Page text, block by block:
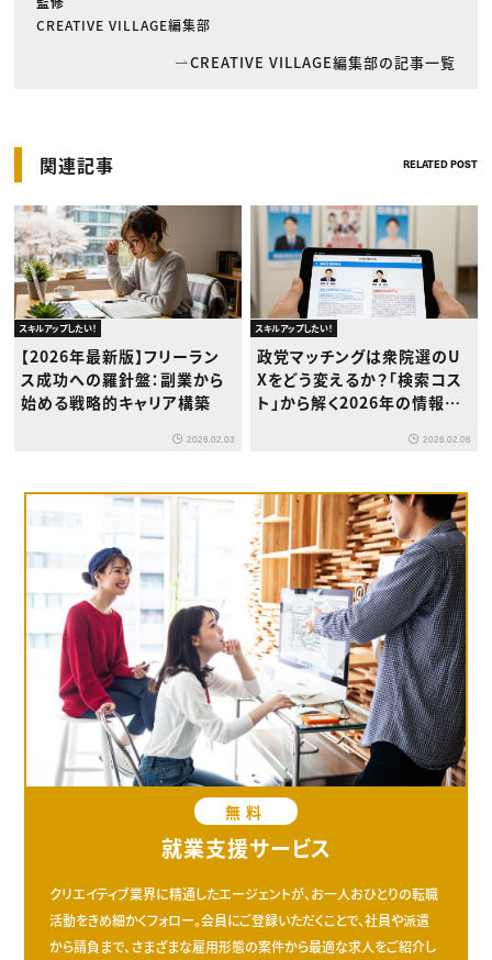
CREATIVE VILLAGE編集部
CREATIVE VILLAGE編集部の記事一覧
関連記事 RELATED POST
スキルアップしたい！
【2026年最新版】フリーラン
ス成功への羅針盤：副業から
始める戦略的キャリア構築
2026.02.03
スキルアップしたい！
政党マッチングは衆院選のU
Xをどう変えるか？「検索コス
ト」から解く2026年の情報設
2026.02.06
無料
就業支援サービス
クリエイティブ業界に精通したエージェントが、お一人おひとりの転職
活動をきめ細かくフォロー。会員にご登録いただくことで、社員や派遣
から請負まで、さまざまな雇用形態の案件から最適な求人をご紹介し